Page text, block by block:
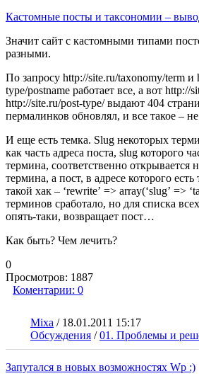
Кастомные посты и таксономии –
Значит сайт с кастомными типами
разными.
По запросу http://site.ru/taxonomy/term и
type/postname работает все, а вот http://
http://site.ru/post-type/ выдают 404
пермалинков обновлял, и все такое –
И еще есть темка. Slug некоторых
как часть адреса поста, slug которого
термина, соответственно открывается
термина, а пост, в адресе которого
такой хак – ‘rewrite’ => array(‘slug’ =>
терминов сработало, но для списка
опять-таки, возвращает пост…
Как быть? Чем лечить?
0
Просмотров: 1887
Коментарии: 0
Mixa / 18.01.2011 15:17
Обсуждения /01. Проблемы и
Запутался в новых возможностях Wp :)